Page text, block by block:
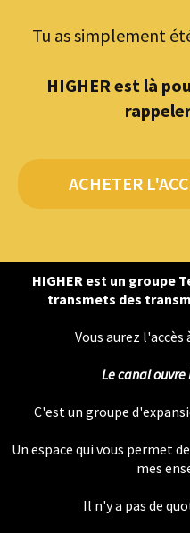
Tu as simplement
HIGHER est là
ACHETER
HIGHER est un groupe
transmets des
Vous aurez
Le canal
C'est un groupe
Un espace qui vous permet
mes
Il n'y a pas de